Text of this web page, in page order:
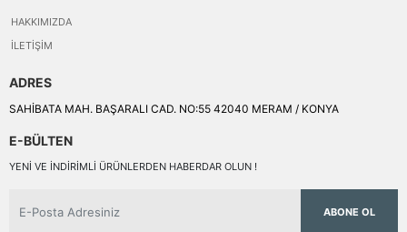
HAKKIMIZDA
İLETIŞIM
ADRES
SAHİBATA MAH. BAŞARALI CAD. NO:55 42040 MERAM / KONYA
E-BÜLTEN
YENI VE INDIRIMLI ÜRÜNLERDEN HABERDAR OLUN !
ABONE OL